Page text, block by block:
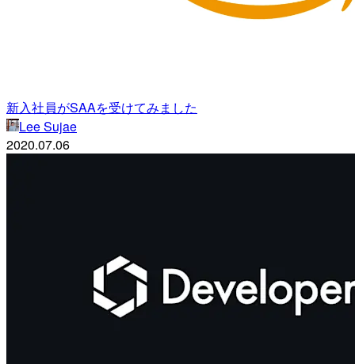
新入社員がSAAを受けてみました
Lee Sujae
2020.07.06